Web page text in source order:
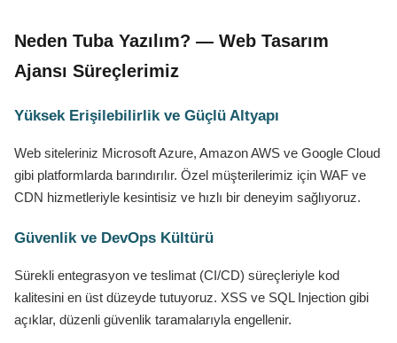
Neden Tuba Yazılım? — Web Tasarım
Ajansı Süreçlerimiz
Yüksek Erişilebilirlik ve Güçlü Altyapı
Web siteleriniz Microsoft Azure, Amazon AWS ve Google Cloud
gibi platformlarda barındırılır. Özel müşterilerimiz için WAF ve
CDN hizmetleriyle kesintisiz ve hızlı bir deneyim sağlıyoruz.
Güvenlik ve DevOps Kültürü
Sürekli entegrasyon ve teslimat (CI/CD) süreçleriyle kod
kalitesini en üst düzeyde tutuyoruz. XSS ve SQL Injection gibi
açıklar, düzenli güvenlik taramalarıyla engellenir.